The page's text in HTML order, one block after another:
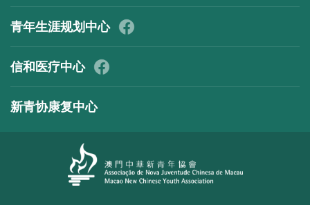
青年生涯规划中心
信和医疗中心
新青协康复中心